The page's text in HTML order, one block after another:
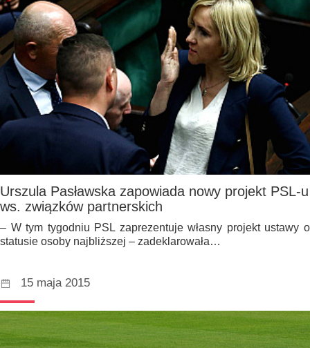
Urszula Pasławska zapowiada nowy projekt PSL-u
ws. związków partnerskich
– W tym tygodniu PSL zaprezentuje własny projekt ustawy o
statusie osoby najbliższej – zadeklarowała…
15 maja 2015